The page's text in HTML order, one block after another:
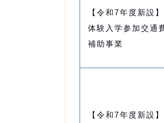
【令和7年度新設】
体験入学参加交通
補助事業
【令和7年度新設】